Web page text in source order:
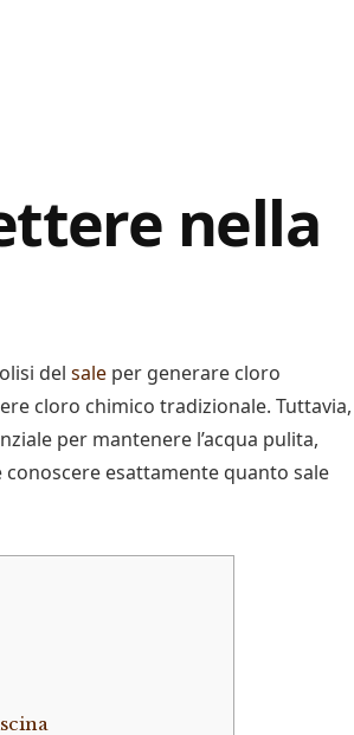
nella
del sale per generare cloro
cloro chimico tradizionale. Tuttavia,
per mantenere l’acqua pulita,
esattamente quanto sale